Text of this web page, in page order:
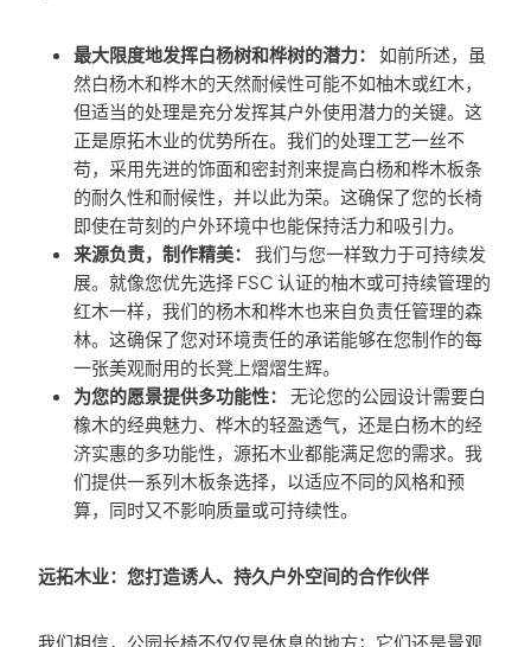
最大限度地发挥白杨树和桦树的潜力：
如前所述，虽
然白杨木和桦木的天然耐候性可能不如柚木或红木，
但适当的处理是充分发挥其户外使用潜力的关键。这
正是原拓木业的优势所在。我们的处理工艺一丝不
苟，采用先进的饰面和密封剂来提高白杨和桦木板条
的耐久性和耐候性，并以此为荣。这确保了您的长椅
即使在苛刻的户外环境中也能保持活力和吸引力。
来源负责，制作精美：
我们与您一样致力于可持续发
展。就像您优先选择 FSC 认证的柚木或可持续管理的
红木一样，我们的杨木和桦木也来自负责任管理的森
林。这确保了您对环境责任的承诺能够在您制作的每
一张美观耐用的长凳上熠熠生辉。
为您的愿景提供多功能性：
无论您的公园设计需要白
橡木的经典魅力、桦木的轻盈透气，还是白杨木的经
济实惠的多功能性，源拓木业都能满足您的需求。我
们提供一系列木板条选择，以适应不同的风格和预
算，同时又不影响质量或可持续性。
远拓木业：您打造诱人、持久户外空间的合作伙伴
我们相信，公园长椅不仅仅是休息的地方；它们还是景观